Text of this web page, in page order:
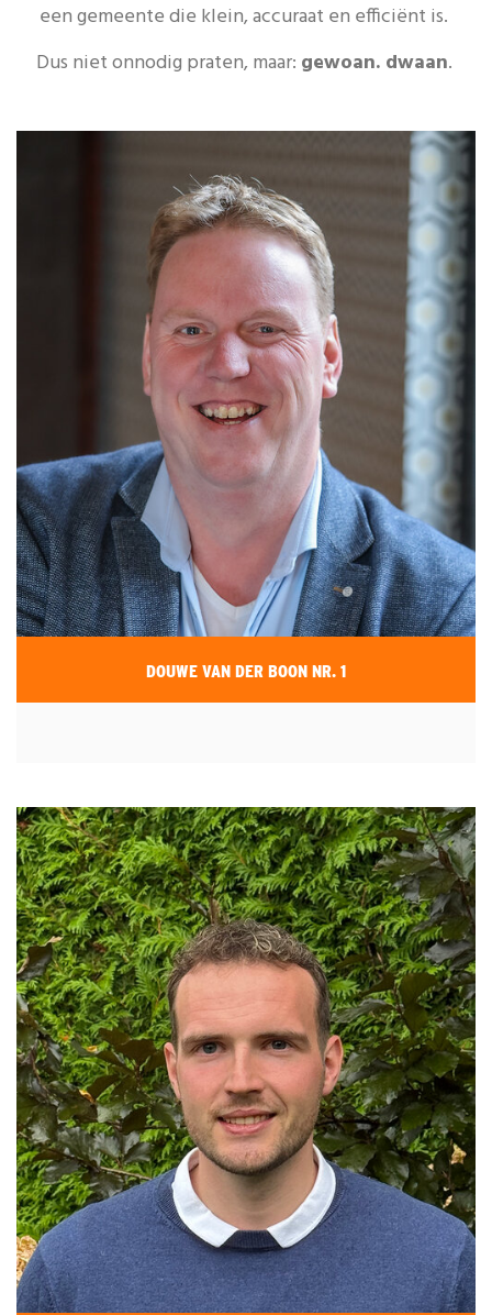
een gemeente die klein, accuraat en efficiënt is.
Dus niet onnodig praten, maar: gewoan.dwaan.
DOUWE VAN DER BOON NR. 1